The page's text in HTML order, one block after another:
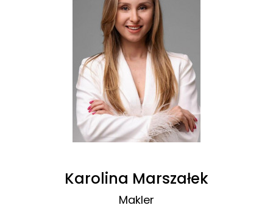
Karolina Marszałek
Makler